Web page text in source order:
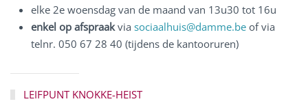
elke 2e woensdag van de maand van 13u30 tot 16u
enkel op afspraakvia sociaalhuis@damme.be of via
telnr. 050 67 28 40 (tijdens de kantooruren)
LEIFPUNT KNOKKE-HEIST